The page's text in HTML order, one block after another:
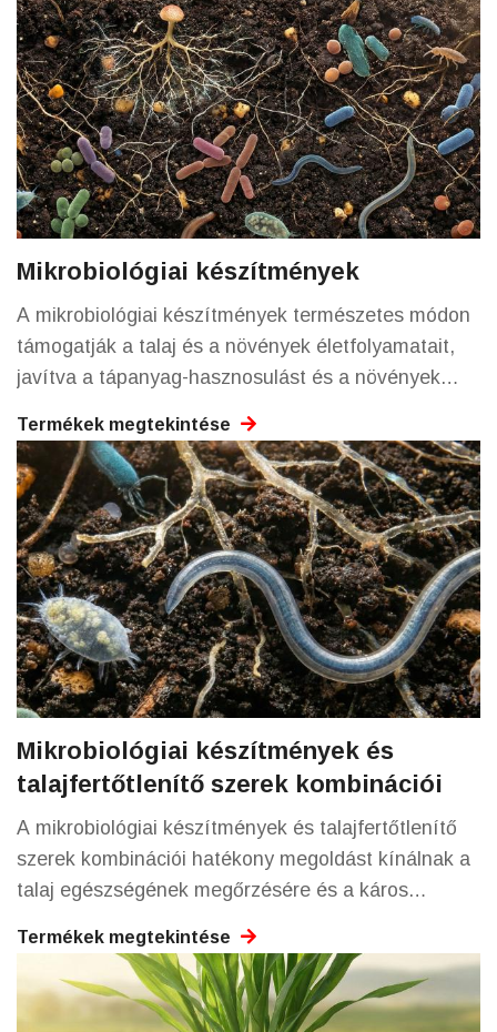
Mikrobiológiai készítmények
A mikrobiológiai készítmények természetes módon
támogatják a talaj és a növények életfolyamatait,
javítva a tápanyag-hasznosulást és a növények
Termékek megtekintése
Mikrobiológiai készítmények és
talajfertőtlenítő szerek kombinációi
A mikrobiológiai készítmények és talajfertőtlenítő
szerek kombinációi hatékony megoldást kínálnak a
talaj egészségének megőrzésére és a káros
Termékek megtekintése